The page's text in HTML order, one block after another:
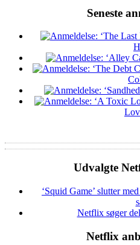
Seneste
Udvalgte
‘Squid Game’ slutter
Netflix søger
Netflix